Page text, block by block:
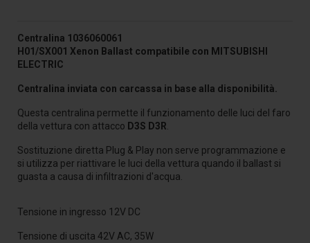
Centralina 1036060061
H01/SX001 Xenon Ballast compatibile con MITSUBISHI
ELECTRIC
Centralina inviata con carcassa in base alla disponibilità.
Questa centralina permette il funzionamento delle luci del faro
della vettura con attacco D3S D3R
Sostituzione diretta Plug & Play non serve programmazione e
si utilizza per riattivare le luci della vettura quando il ballast si
guasta a causa di infiltrazioni d'acqua.
Tensione in ingresso 12V DC
Tensione di uscita 42V AC, 35W